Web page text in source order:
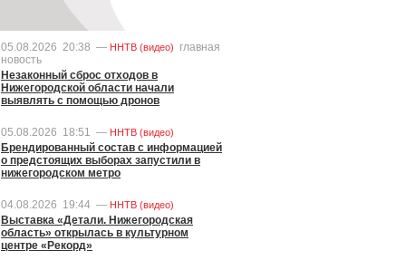
05.08.2026 20:38 — ННТВ (видео)
главная
новость
Незаконный сброс отходов в
Нижегородской области начали
выявлять с помощью дронов
05.08.2026 18:51 — ННТВ (видео)
Брендированный состав с информацией
о предстоящих выборах запустили в
нижегородском метро
04.08.2026 19:44 — ННТВ (видео)
Выставка «Детали. Нижегородская
область» открылась в культурном
центре «Рекорд»